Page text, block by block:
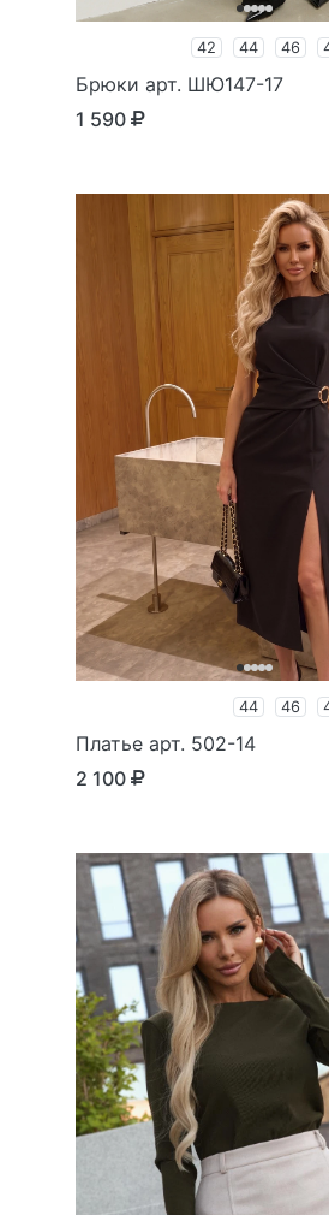
42 44 46
Брюки арт. ШЮ147-17
1 590
44 46
Платье арт. 502-14
2 100